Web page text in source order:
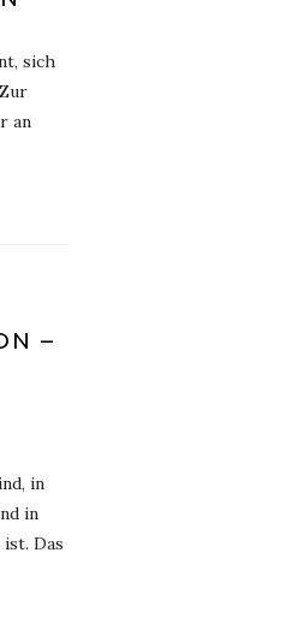
sich
an
–
in
in
Das